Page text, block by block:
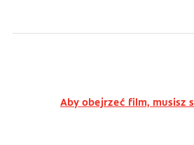
Aby obejrzeć film, musisz